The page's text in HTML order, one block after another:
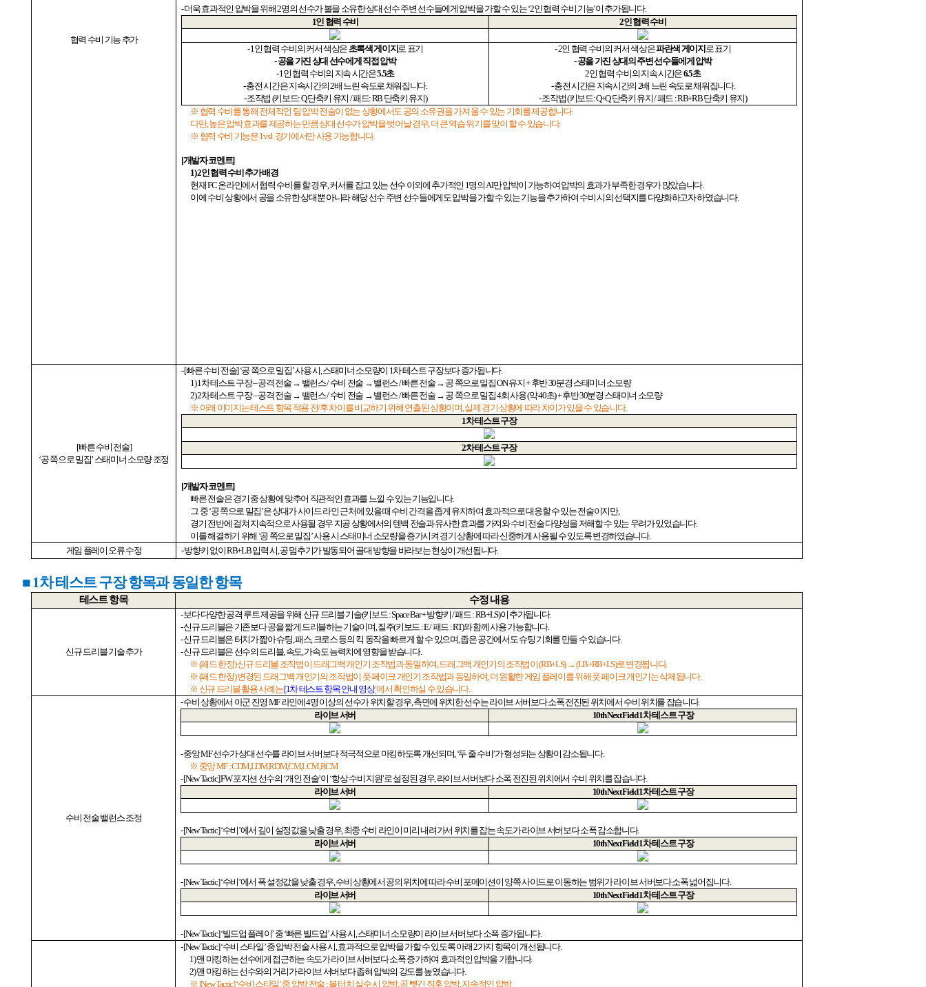
협력 수비 기능 추가
-더욱 효과적인 압박을 위해2명의 선수가 볼을 소유한 상대 선수 주변 선수들에게 압박을 가할 수 있는‘2인 협력 수비 기능’이 추가됩니다.
1인 협력 수비 2인 협력 수비
- 1인 협력 수비의 커서 색상은 초록색 게이지 로 표기
-공을 가진 상대 선수에게 직접 압박
- 1인 협력 수비의 지속 시간은5.5초
-충전 시간은 지속시간의2배 느린 속도로 채워집니다.
-조작법 (키보드: Q단축키 유지 /패드: RB 단축키 유지)
- 2인 협력 수비의 커서 색상은파란색 게이지 로 표기
-공을 가진 상대의 주변 선수들에게 압박
2인 협력 수비의 지속 시간은6.5초
-충전 시간은 지속시간의 2배 느린 속도로 채워집니다.
-조작법(키보드: Q+Q단축키 유지/패드 : RB+RB단축키 유지)
※ 협력 수비를 통해 전체적인 팀 압박 전술이 없는 상황에서도 공의 소유권을 가져 올 수 있는 기회를 제공합니다.
다만,높은 압박 효과를 제공하는 만큼 상대 선수가 압박을 벗어날 경우,더 큰 역습 위기를 맞이 할 수 있습니다.
※ 협력 수비 기능은1vs1 경기에서만 사용 가능합니다.
[개발자 코멘트]
1) 2인 협력 수비 추가 배경
현재FC온라인에서 협력 수비를 할 경우,커서를 잡고 있는 선수 이외에 추가적인 1명의AI만 압박이 가능하여 압박의 효과가 부족한 경우가 많았습니다.
이에 수비 상황에서 공을 소유한 상대뿐 아니라 해당 선수 주변 선수들에게도 압박을 가할 수 있는 기능을 추가하여 수비 시의 선택지를 다양화하고자 하였습니다.
[빠른 수비 전술]
‘공 쪽으로 밀집’ 스태미너 소모량 조정
- [빠른 수비 전술] ‘공 쪽으로 밀집’사용 시,스태미너 소모량이 1차 테스트 구장보다 증가됩니다.
1) 1차 테스트 구장–공격 전술 → 밸런스/수비 전술 → 밸런스/빠른 전술 → 공 쪽으로 밀집ON유지+후반30분경 스태미너 소모량
2) 2차 테스트 구장–공격 전술 → 밸런스/수비 전술 → 밸런스/빠른 전술 → 공 쪽으로 밀집4회 사용(약40초) +후반30분경 스태미너 소모량
※ 아래 이미지는 테스트 항목 적용 전/후 차이를 비교하기 위해 연출된 상황이며,실제 경기 상황에 따라 차이가 있을 수 있습니다.
1차 테스트 구장
2차 테스트 구장
[개발자 코멘트]
빠른 전술은 경기 중 상황에 맞추어 직관적인 효과를 느낄 수 있는 기능입니다.
그 중‘공 쪽으로 밀집’은 상대가 사이드 라인 근처에 있을 때 수비 간격을 좁게 유지하여 효과적으로 대응할 수 있는 전술이지만,
경기 전반에 걸쳐 지속적으로 사용될 경우 지공 상황에서의 텐백 전술과 유사한 효과를 가져와 수비 전술 다양성을 저해할 수 있는 우려가 있었습니다.
이를 해결하기 위해 ‘공 쪽으로 밀집’사용 시 스태미너 소모량을 증가시켜 경기 상황에 따라 신중하게 사용될 수 있도록 변경하였습니다.
게임 플레이 오류 수정
-방향키 없이RB+LB입력 시,공 멈추기가 발동되어 골대 방향을 바라보는 현상이 개선됩니다.
■ 1차 테스트 구장 항목과 동일한 항목
테스트 항목 수정 내용
신규드리블 기술 추가
-보다 다양한 공격 루트 제공을 위해 신규 드리블 기술(키보드: Space Bar +방향키/패드: RB+LS)이 추가됩니다.
-신규 드리블은 기존보다 공을 짧게 드리블하는 기술이며,질주(키보드: E /패드 : RT)와 함께 사용 가능합니다.
-신규 드리블은 터치가 짧아 슈팅,패스,크로스 등의 킥 동작을 빠르게 할 수 있으며,좁은 공간에서도 슈팅 기회를 만들 수 있습니다.
-신규 드리블은 선수의 드리블,속도,가속도 능력치에 영향을 받습니다.
※ (패드 한정)신규 드리블 조작법이 드래그백 개인기 조작법과 동일하여,드래그백 개인기의 조작법이(RB+LS) →(LB+RB+LS)로 변경됩니다.
※ (패드 한정)변경된 드래그백 개인기의 조작법이 풋 페이크 개인기 조작법과 동일하여,더 원활한 게임 플레이를 위해 풋 페이크 개인기는 삭제됩니다.
※ 신규 드리블 활용 사례는[1차테스트항목안내 영상]에서 확인하실 수 있습니다.
수비 전술 밸런스 조정
-수비 상황에서 아군 진영 MF라인에4명 이상의 선수가 위치할 경우,측면에 위치한 선수는 라이브 서버보다 소폭 전진된 위치에서 수비 위치를 잡습니다.
라이브 서버
10th Next Field 1차 테스트 구장
-중앙MF선수가 상대 선수를 라이브 서버보다 적극적으로 마킹하도록 개선되며, ‘두 줄 수비’가 형성되는 상황이 감소됩니다.
※ 중앙MF : CDM,LDM,RDM,CM,LCM,RCM
- [New Tactic] FW포지션 선수의 ‘개인 전술’이 ‘항상 수비 지원’로 설정된 경우,라이브 서버보다 소폭 전진된 위치에서 수비 위치를 잡습니다.
라이브 서버
10th Next Field 1차 테스트 구장
- [New Tactic] ‘수비’에서 깊이 설정값을 낮출 경우,최종 수비 라인이 미리 내려가서 위치를 잡는 속도가 라이브 서버보다 소폭 감소합니다.
라이브 서버
10th Next Field 1차 테스트 구장
- [New Tactic] ‘수비’에서 폭 설정값을 낮출 경우,수비 상황에서 공의 위치에 따라 수비 포메이션이 양쪽 사이드로 이동하는 범위가 라이브 서버보다 소폭 넓어집니다.
라이브 서버
10th Next Field 1차 테스트 구장
- [New Tactic] ‘빌드업 플레이’ 중‘빠른 빌드업’사용 시,스태미너 소모량이 라이브 서버보다 소폭 증가됩니다.
- [New Tactic] ‘수비 스타일’중 압박 전술 사용 시,효과적으로 압박을 가할 수 있도록 아래2가지 항목이 개선됩니다.
1)맨 마킹하는 선수에게 접근하는 속도가 라이브 서버보다 소폭 증가하여 효과적인 압박을 가합니다.
2)맨 마킹하는 선수와의 거리가 라이브 서버보다 좁혀 압박의 강도를 높였습니다.
※ [New Tactic] ‘수비 스타일’중 압박 전술 :볼 터치 실수 시 압박,공 뺏긴 직후 압박,지속적인 압박